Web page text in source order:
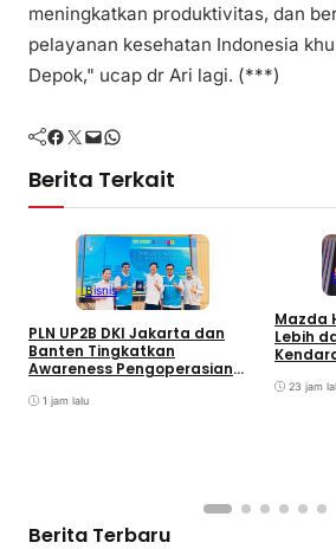
meningkatkan produktivitas, dan
pelayanan kesehatan Indonesia
Depok," ucap dr Ari lagi. (***)
Facebook Twitter Mail WhatsApp
Berita Terkait
Bisnis
PLN UP2B DKI Jakarta dan
Banten Tingkatkan
Awareness Pengoperasian
Keandalan Pasokan Listrik
1 jam lalu
Mazda
Lebih
23 jam
Berita Terbaru